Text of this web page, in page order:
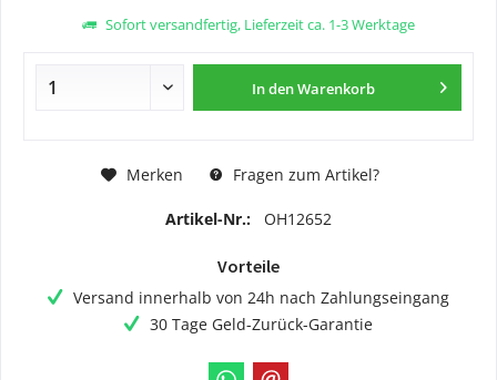
Sofort versandfertig, Lieferzeit ca. 1-3 Werktage
In denWarenkorb
Merken Fragen zum Artikel?
Artikel-Nr.: OH12652
Vorteile
Versand innerhalb von 24h nach Zahlungseingang
30 Tage Geld-Zurück-Garantie